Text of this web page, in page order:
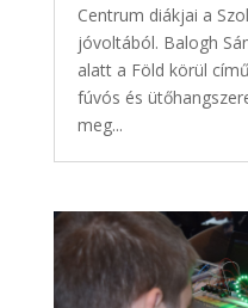
Centrum diákjai a
jóvoltából. Balogh
alatt a Föld körül
fúvós és
meg...